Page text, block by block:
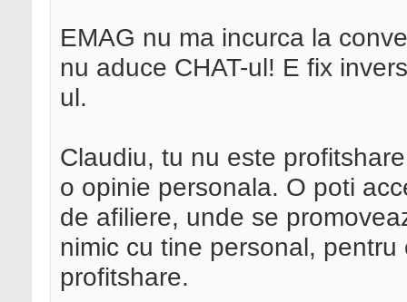
EMAG nu ma incurca la
nu aduce CHAT-ul! E fix
ul.
Claudiu, tu nu este
o opinie personala. O poti
de afiliere, unde se
nimic cu tine personal,
profitshare.